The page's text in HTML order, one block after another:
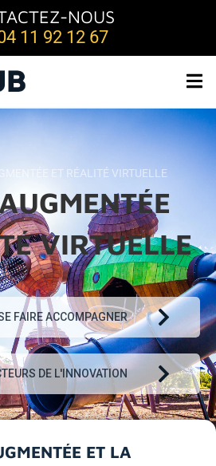
NOUS
11 92 12 67
VIRTUELLE
ET RÉALITÉ VIRTUELLE
FAIRE ACCOMPAGNER
DE L'INNOVATION
ET LA